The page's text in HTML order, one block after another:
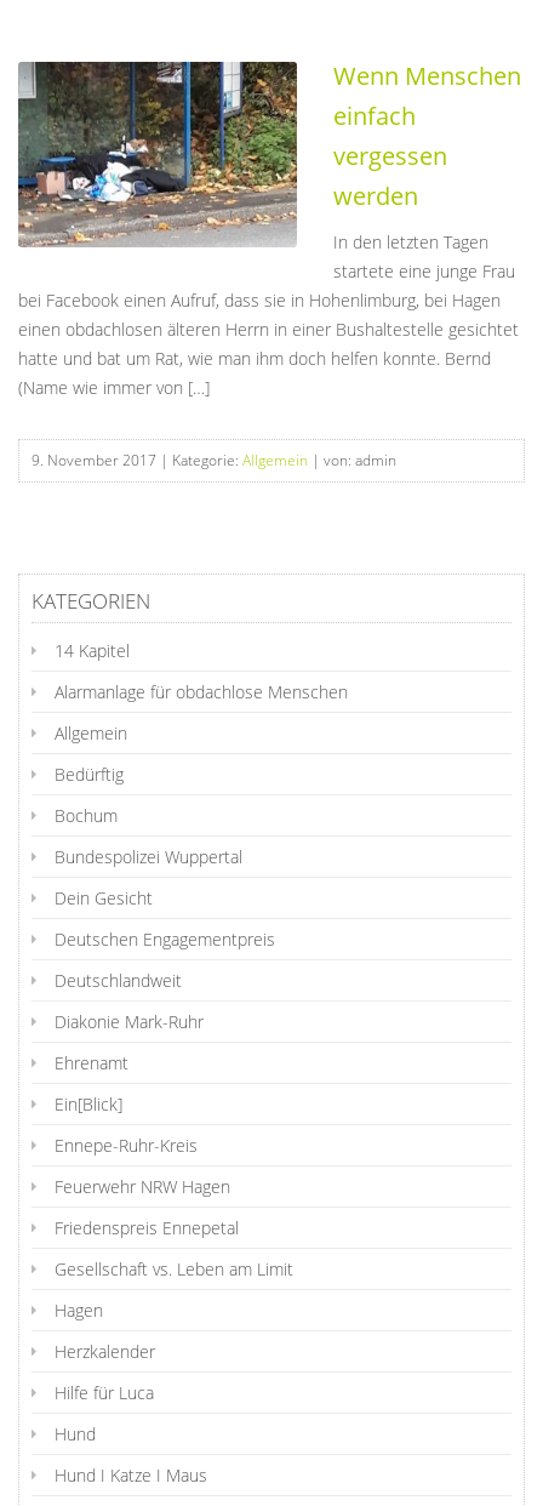
Wenn Menschen
einfach
vergessen
werden
In den letzten Tagen
startete eine junge Frau
bei Facebook einen Aufruf, dass sie in Hohenlimburg, bei Hagen
einen obdachlosen älteren Herrn in einer Bushaltestelle gesichtet
hatte und bat um Rat, wie man ihm doch helfen konnte. Bernd
(Name wie immer von […]
9. November 2017 | Kategorie: Allgemein | von: admin
KATEGORIEN
14 Kapitel
Alarmanlage für obdachlose Menschen
Allgemein
Bedürftig
Bochum
Bundespolizei Wuppertal
Dein Gesicht
Deutschen Engagementpreis
Deutschlandweit
Diakonie Mark-Ruhr
Ehrenamt
Ein[Blick]
Ennepe-Ruhr-Kreis
Feuerwehr NRW Hagen
Friedenspreis Ennepetal
Gesellschaft vs. Leben am Limit
Hagen
Herzkalender
Hilfe für Luca
Hund
Hund I Katze I Maus